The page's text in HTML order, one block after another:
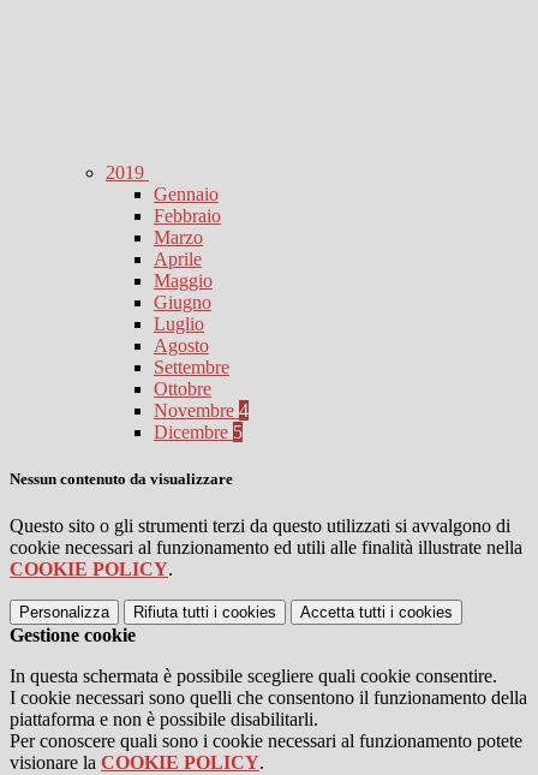
2019
Gennaio
Febbraio
Marzo
Aprile
Maggio
Giugno
Luglio
Agosto
Settembre
Ottobre
Novembre 4
Dicembre 5
Nessun contenuto da visualizzare
Questo sito o gli strumenti terzi da questo utilizzati si avvalgono di
cookie necessari al funzionamento ed utili alle finalità illustrate nella
COOKIE POLICY.
Personalizza Rifiuta tutti i cookies Accetta tutti i cookies
Gestione cookie
In questa schermata è possibile scegliere quali cookie consentire.
I cookie necessari sono quelli che consentono il funzionamento della
piattaforma e non è possibile disabilitarli.
Per conoscere quali sono i cookie necessari al funzionamento potete
visionare la COOKIE POLICY.